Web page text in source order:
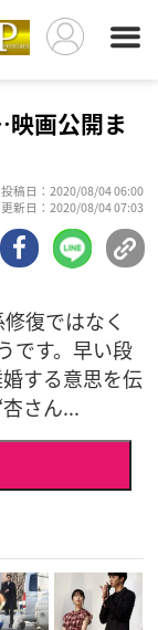
画公開ま
投稿日：2020/08/04 06:00
更新日：2020/08/04 07:03
復ではなく
です。早い段
する意思を伝
さん...